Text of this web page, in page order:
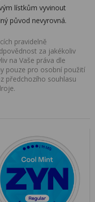
lístkům vyvinout
původ nevyrovná.
pravidelně
za jakékoliv
na Vaše práva dle
pouze pro osobní použití
předchozího souhlasu